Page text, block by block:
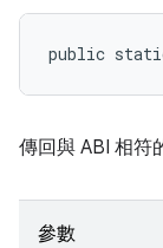
public
傳回與 ABI 相符
參數